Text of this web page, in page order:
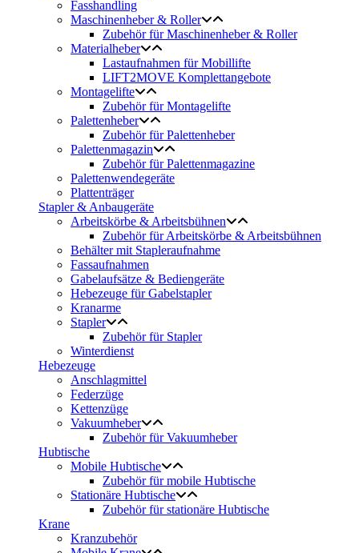
Fasshandling
Maschinenheber & Roller
Zubehör für Maschinenheber & Roller
Materialheber
Lastaufnahmen für Mobillifte
LIFT2MOVE Komplettangebote
Montagelifte
Zubehör für Montagelifte
Palettenheber
Zubehör für Palettenheber
Palettenmagazin
Zubehör für Palettenmagazine
Palettenwendegeräte
Plattenträger
Stapler & Anbaugeräte
Arbeitskörbe & Arbeitsbühnen
Zubehör für Arbeitskörbe & Arbeitsbühnen
Behälter mit Stapleraufnahme
Fassaufnahmen
Gabelaufsätze & Bediengeräte
Hebezeuge für Gabelstapler
Kranarme
Stapler
Zubehör für Stapler
Winterdienst
Hebezeuge
Anschlagmittel
Federzüge
Kettenzüge
Vakuumheber
Zubehör für Vakuumheber
Hubtische
Mobile Hubtische
Zubehör für mobile Hubtische
Stationäre Hubtische
Zubehör für stationäre Hubtische
Krane
Kranzubehör